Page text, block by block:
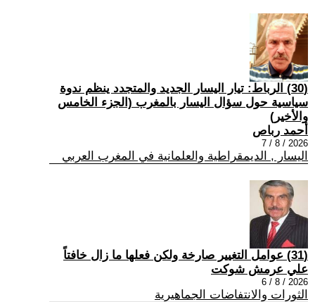
(30) الرباط: تيار اليسار الجديد والمتجدد ينظم ندوة
سياسية حول سؤال اليسار بالمغرب (الجزء الخامس
والأخير)
أحمد رباص
2026 / 8 / 7
اليسار , الديمقراطية والعلمانية في المغرب العربي
(31) عوامل التغيير صارخة ولكن فعلها ما زال خافتاً
علي عرمش شوكت
2026 / 8 / 6
الثورات والانتفاضات الجماهيرية